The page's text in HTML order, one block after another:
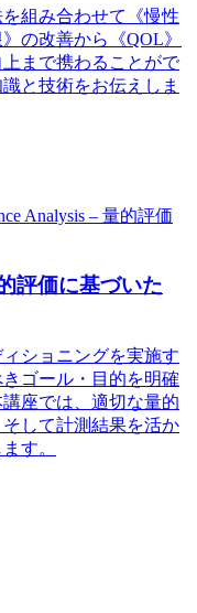
組み合わせて《慢性
の改善から《QOL》
まで携わることがで
と技術をお伝えしま
評価に基づいた
ショニングを実施す
ゴール・目的を明確
座では、適切な量的
して計測結果を活か
す。